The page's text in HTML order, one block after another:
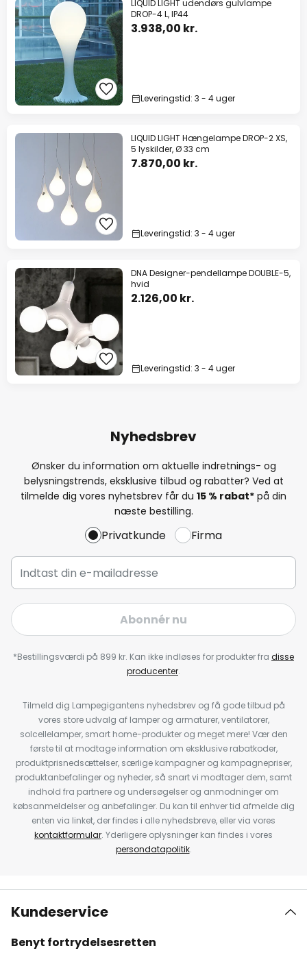
LIQUID LIGHT udendørs gulvlampe
DROP-4 L, IP44
3.938,00 kr.
Leveringstid: 3 - 4 uger
LIQUID LIGHT Hængelampe DROP-2 XS,
5 lyskilder, Ø 33 cm
7.870,00 kr.
Leveringstid: 3 - 4 uger
DNA Designer-pendellampe DOUBLE-5,
hvid
2.126,00 kr.
Leveringstid: 3 - 4 uger
Nyhedsbrev
Ønsker du information om aktuelle indretnings- og
belysningstrends, eksklusive tilbud og rabatter? Ved at
tilmelde dig vores nyhetsbrev får du 15 % rabat* på din
næste bestilling.
Privatkunde Firma
Abonnér nu
*Bestillingsværdi på 899 kr. Kan ikke indløses for produkter fra disse
producenter.
Tilmeld dig Lampegigantens nyhedsbrev og få gode tilbud på
vores store udvalg af lamper og armaturer, ventilatorer,
solcellelamper, smart home-produkter og meget mere! Vær den
første til at modtage information om eksklusive rabatkoder,
produktprisnedsættelser, særlige kampagner og kampagnepriser,
produktanbefalinger og nyheder, så snart vi modtager dem, samt
indhold fra partnere og undersøgelser og anmodninger om
købsanmeldelser og anbefalinger. Du kan til enhver tid afmelde dig
enten via linket, der findes i alle nyhedsbreve, eller via vores
kontaktformular. Yderligere oplysninger kan findes i vores
persondatapolitik.
Kundeservice
Benyt fortrydelsesretten